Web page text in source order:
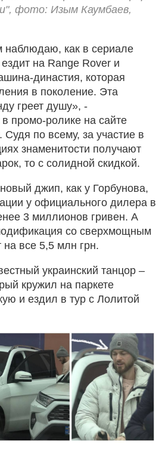
фото: Изым Каумбаев,
наблюдаю, как в сериале
на Range Rover и
династия, которая
в поколение. Эта
греет душу», -
в промо-ролике на сайте
Судя по всему, за участие в
знаменитости получают
то с солидной скидкой.
джип, как у Горбунова,
у официального дилера в
3 миллионов гривен. А
со сверхмощным
на все 5,5 млн грн.
украинский танцор –
кружил на паркете
и ездил в тур с Лолитой